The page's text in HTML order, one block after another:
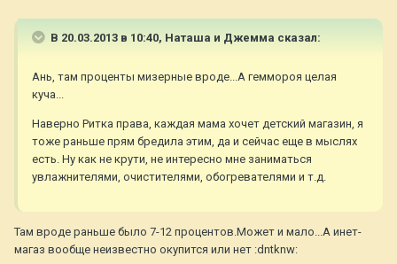
В 20.03.2013 в 10:40, Наташа и Джемма сказал:
Ань, там проценты мизерные вроде...А геммороя целая
куча...
Наверно Ритка права, каждая мама хочет детский магазин, я
тоже раньше прям бредила этим, да и сейчас еще в мыслях
есть. Ну как не крути, не интересно мне заниматься
увлажнителями, очистителями, обогревателями и т.д.
Там вроде раньше было 7-12 процентов.Может и мало...А инет-
магаз вообще неизвестно окупится или нет :dntknw: